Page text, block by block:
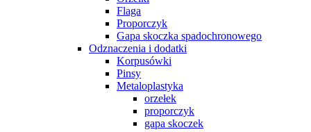
Flaga
Proporczyk
Gapa skoczka spadochronowego
Odznaczenia i dodatki
Korpusówki
Pinsy
Metaloplastyka
orzełek
proporczyk
gapa skoczek